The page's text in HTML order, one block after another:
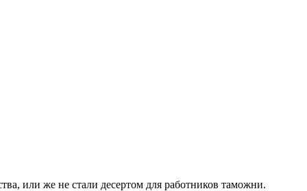
или же не стали десертом для работников таможни.